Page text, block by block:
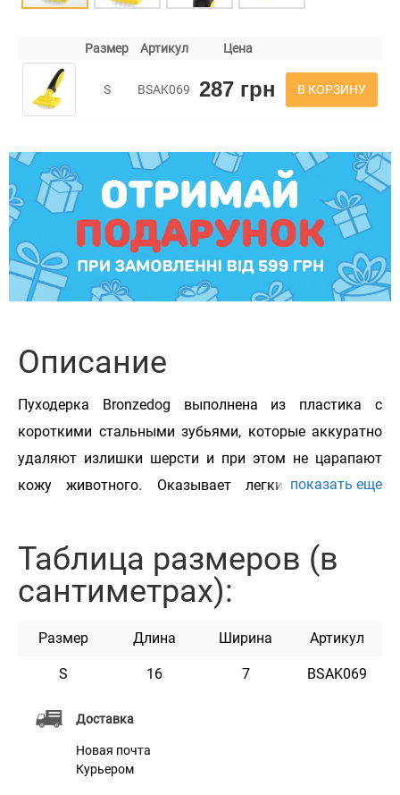
Размер Артикул Цена
S BSAK069 287 грн В КОРЗИНУ
Доставка
Новая почта
Курьером
Описание
Пуходерка Bronzedog выполнена из пластика с
короткими стальными зубьями, которые аккуратно
удаляют излишки шерсти и при этом не царапают
кожу животного. Оказывает легкие массажные
дополнительный объем. Данный инструмент
разработан для длинной, короткой и кучерявой
шерстью всем породам собак и котов.
Характеристики
показать еще
Таблица размеров (в
сантиметрах):
Размер Длина Ширина Артикул
S 16 7 BSAK069